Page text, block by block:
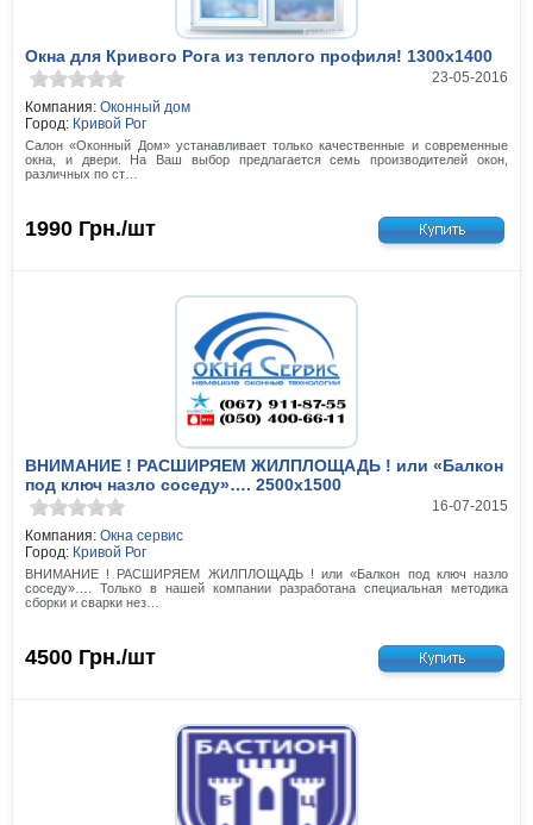
Окна для Кривого Рога из теплого профиля! 1300x1400
23-05-2016
Компания: Оконный дом
Город: Кривой Рог
Салон «Оконный Дом» устанавливает только качественные и современные
окна, и двери. На Ваш выбор предлагается семь производителей окон,
различных по ст…
1990 Грн./шт
ВНИМАНИЕ ! РАСШИРЯЕМ ЖИЛПЛОЩАДЬ ! или «Балкон
под ключ назло соседу»…. 2500x1500
16-07-2015
Компания: Окна сервис
Город: Кривой Рог
ВНИМАНИЕ ! РАСШИРЯЕМ ЖИЛПЛОЩАДЬ ! или «Балкон под ключ назло
соседу»…. Только в нашей компании разработана специальная методика
сборки и сварки нез…
4500 Грн./шт